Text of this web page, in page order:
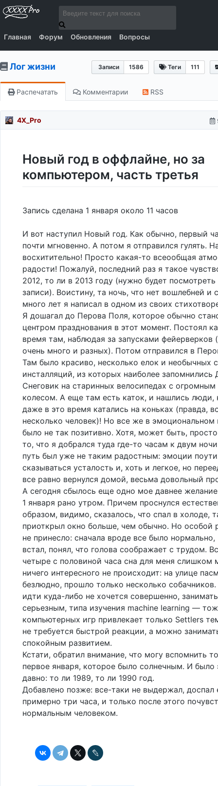
Главная Форум Обновления Вопросы
Записи 1586 Теги 111
Лог жизни
Распечатать Комментарии RSS
4X_Pro
Новый год в оффлайне, но за
компьютером, часть третья
Запись сделана 1 января около 11 часов
И вот наступил Новый год. Как обычно, первый
почти мгновенно. А потом я отправился гулять.
восхитительно! Просто какая-то всеообщая
радости! Пожалуй, последний раз я такое
2012, то ли в 2013 году (нужно будет
записи). Воистину, та ночь, что нет вошлебней и
много лет я написал в одном из своих
Я дошагал до Перова Поля, которое обычно
центром празднования в этот момент. Постоял
время там, наблюдая за запусками фейерверков
очень много и разных). Потом отправился в
Там было красиво, несколько елок и необычных
инсталляций, из которых наиболее
Снеговик на старинных велосипедах с
колесом. А еще там есть каток, и нашлись люди,
даже в это время катались на коньках (правда,
несколько человек)! Но все же в эмоциональном
было не так позитивно. Хотя, может быть,
то, что я добрался туда где-то часам к двум
путь был уже не таким радостным: эмоции
сказываться усталость и, хоть и легкое, но
все равно вернулся домой, весьма довольный
А сегодня сбылось еще одно мое давнее
1 января рано утром. Причем проснулся
образом, видимо, сказалось, что спал в холоде,
приоткрыл окно больше, чем обычно. Но особой
не принесло: сначала вроде все было нормально,
встал, понял, что голова соображает с трудом.
четыре с половиной часа сна для меня слишком
ничего интересного не происходит: на улице
безлюдно, прошло только несколько
идти куда-либо не хочется совершенно,
серьезным, типа изучения machine learning —
компьютерных игр привлекает только Settlers
не требуется быстрой реакции, а можно
спокойным развитием.
Кстати, обратил внимание, что могу вспомнить
первое января, которое было солнечным. И было
давно: то ли 1989, то ли 1990 год.
Добавлено позже: все-таки не выдержал, доспал
примерно три часа, и только после этого
нормальным человеком.